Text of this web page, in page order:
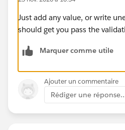
Just add any value, or write
should get you pass the
Marquer comme utile
Ajouter un commentaire
Rédiger une